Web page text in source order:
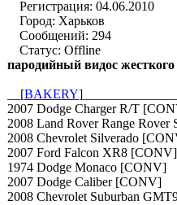
Регистрация: 04.06.2010
Город: Харьков
Сообщений: 294
Статус: Offline
пародийный видос жесткого
__[BAKERY]_______________
2007 Dodge Charger R/T
2008 Land Rover Range Rover
2008 Chevrolet Silverado
2007 Ford Falcon XR8 [CONV]
1974 Dodge Monaco [CONV]
2007 Dodge Caliber [CONV]
2008 Chevrolet Suburban